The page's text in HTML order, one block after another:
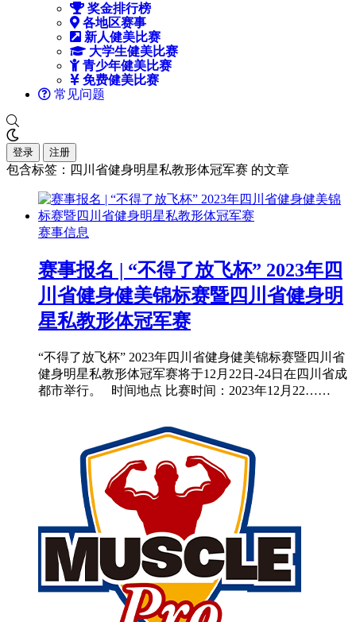
奖金排行榜
各地区赛事
新人健美比赛
大学生健美比赛
青少年健美比赛
免费健美比赛
常见问题
登录 注册
包含标签：四川省健身明星私教形体冠军赛 的文章
赛事信息
赛事报名 | “不得了放飞杯” 2023年四
川省健身健美锦标赛暨四川省健身明
星私教形体冠军赛
“不得了放飞杯” 2023年四川省健身健美锦标赛暨四川省
健身明星私教形体冠军赛将于12月22日-24日在四川省成
都市举行。 时间地点 比赛时间：2023年12月22……